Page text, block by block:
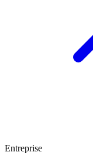
Entreprise